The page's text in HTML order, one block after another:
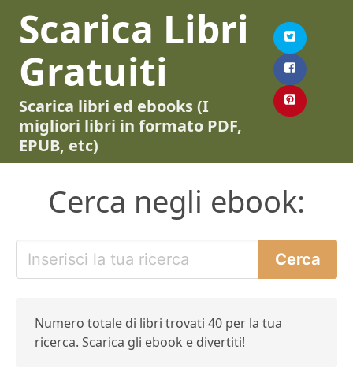
Scarica Libri
Gratuiti
Scarica libri ed ebooks (I
migliori libri in formato PDF,
EPUB, etc)
Cerca negli ebook:
Numero totale di libri trovati 40 per la tua
ricerca. Scarica gli ebook e divertiti!